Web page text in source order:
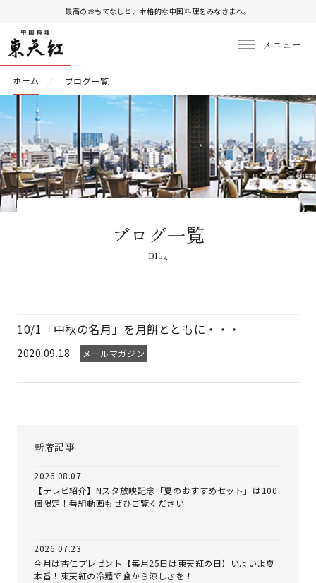
最高のおもてなしと、本格的な中国料理をみなさまへ。
ホーム ブログ一覧
ブログ一覧
Blog
10/1「中秋の名月」を月餅とともに・・・
2020.09.18 メールマガジン
新着記事
2026.08.07
【テレビ紹介】Nスタ放映記念「夏のおすすめセット」は100
個限定！番組動画もぜひご覧ください
2026.07.23
今月は杏仁プレゼント【毎月25日は東天紅の日】いよいよ夏
本番！東天紅の冷麺で食から涼しさを！